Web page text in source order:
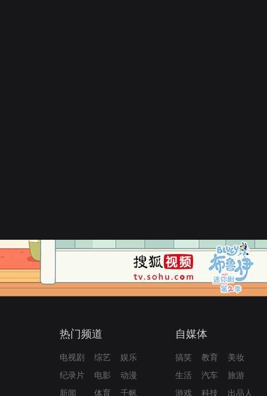
热门频道
电视剧 综艺
娱乐
纪录片
电影
动漫
新闻
体育 千帆
自媒体
搞笑 教育
美妆
生活
汽车
旅游
游戏
科技 出品人